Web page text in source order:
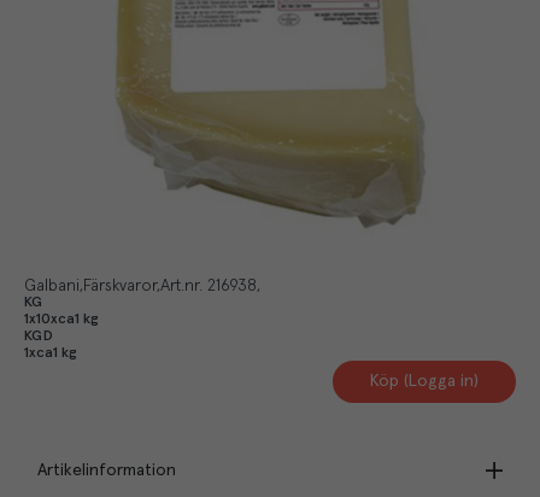
Galbani Färskvaror Art.nr. 216938
KG
1x10xca1 kg
KGD
1xca1 kg
Köp (Logga in)
Artikelinformation